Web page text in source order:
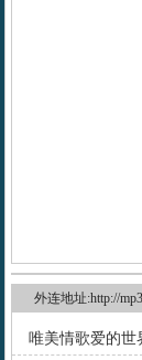
外连地址:http://
唯美情歌爱的世